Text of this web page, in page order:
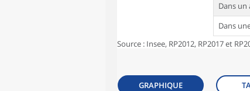
Dans
Dans
Source : Insee, RP2012, RP2017 et
GRAPHIQUE